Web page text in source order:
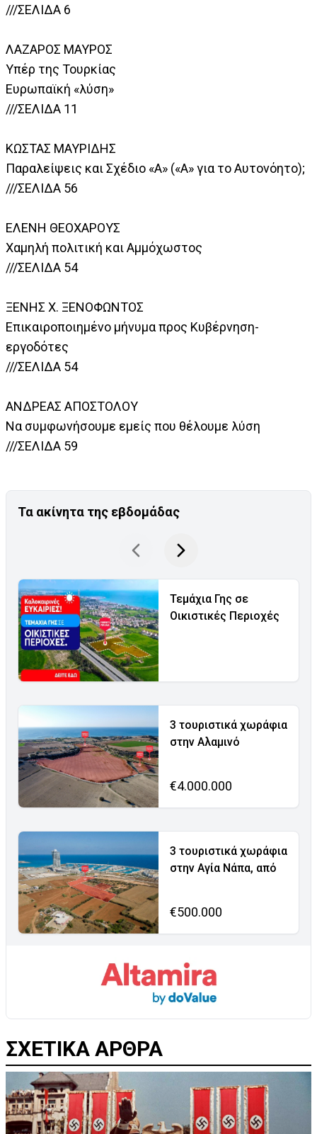
///ΣΕΛΙΔΑ 6
ΛΑΖΑΡΟΣ ΜΑΥΡΟΣ
Υπέρ της Τουρκίας
Ευρωπαϊκή «λύση»
///ΣΕΛΙΔΑ 11
ΚΩΣΤΑΣ ΜΑΥΡΙΔΗΣ
Παραλείψεις και Σχέδιο «A» («Α» για το Αυτονόητο);
///ΣΕΛΙΔΑ 56
ΕΛΕΝΗ ΘΕΟΧΑΡΟΥΣ
Χαμηλή πολιτική και Αμμόχωστος
///ΣΕΛΙΔΑ 54
ΞΕΝΗΣ Χ. ΞΕΝΟΦΩΝΤΟΣ
Επικαιροποιημένο μήνυμα προς Κυβέρνηση-
εργοδότες
///ΣΕΛΙΔΑ 54
ΑΝΔΡΕΑΣ ΑΠΟΣΤΟΛΟΥ
Να συμφωνήσουμε εμείς που θέλουμε λύση
///ΣΕΛΙΔΑ 59
Τα ακίνητα της εβδομάδας
Τεμάχια Γης σε
Οικιστικές Περιοχές
3 τουριστικά χωράφια
στην Αλαμινό
€4.000.000
3 τουριστικά χωράφια
στην Αγία Νάπα, από
€500.000
ΣΧΕΤΙΚΑ ΑΡΘΡΑ